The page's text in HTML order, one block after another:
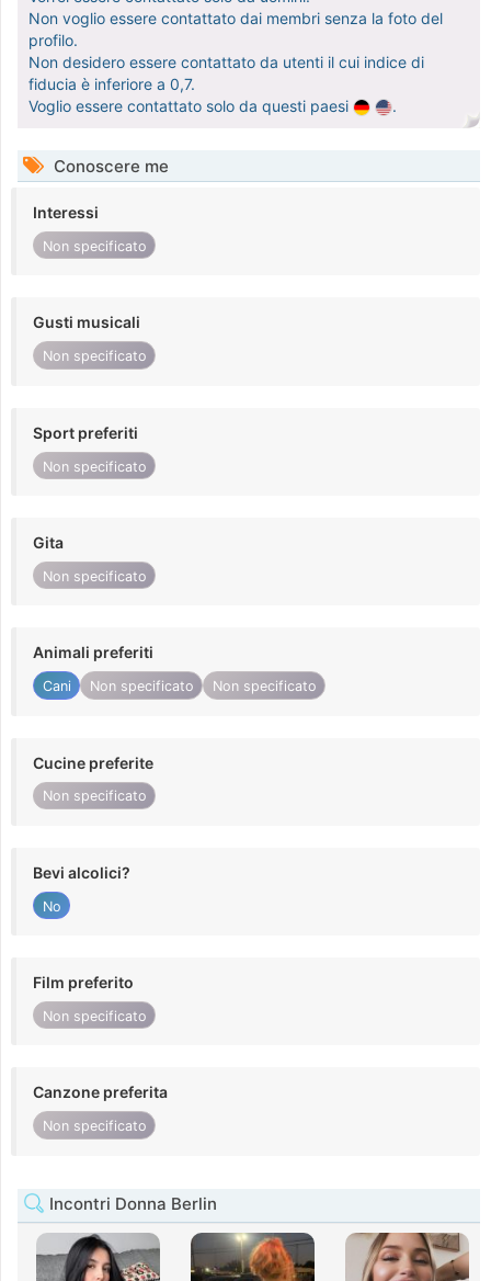
Non voglio essere contattato dai membri senza la foto del
profilo.
Non desidero essere contattato da utenti il cui indice di
fiducia è inferiore a 0,7.
Voglio essere contattato solo da questi paesi
.
Conoscere me
Interessi
Non specificato
Gusti musicali
Non specificato
Sport preferiti
Non specificato
Gita
Non specificato
Animali preferiti
Cani Non specificato Non specificato
Cucine preferite
Non specificato
Bevi alcolici?
No
Film preferito
Non specificato
Canzone preferita
Non specificato
Incontri Donna Berlin